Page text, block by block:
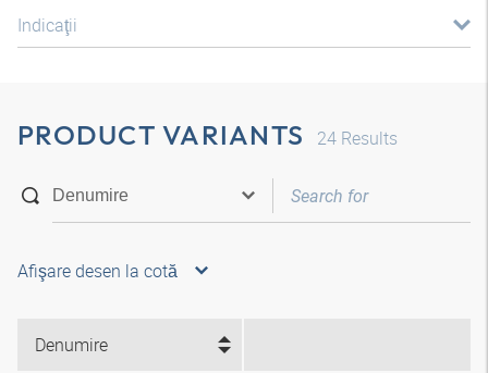
Indicaţii
PRODUCT VARIANTS 24 Results
Afişare desen la cotă
Denumire